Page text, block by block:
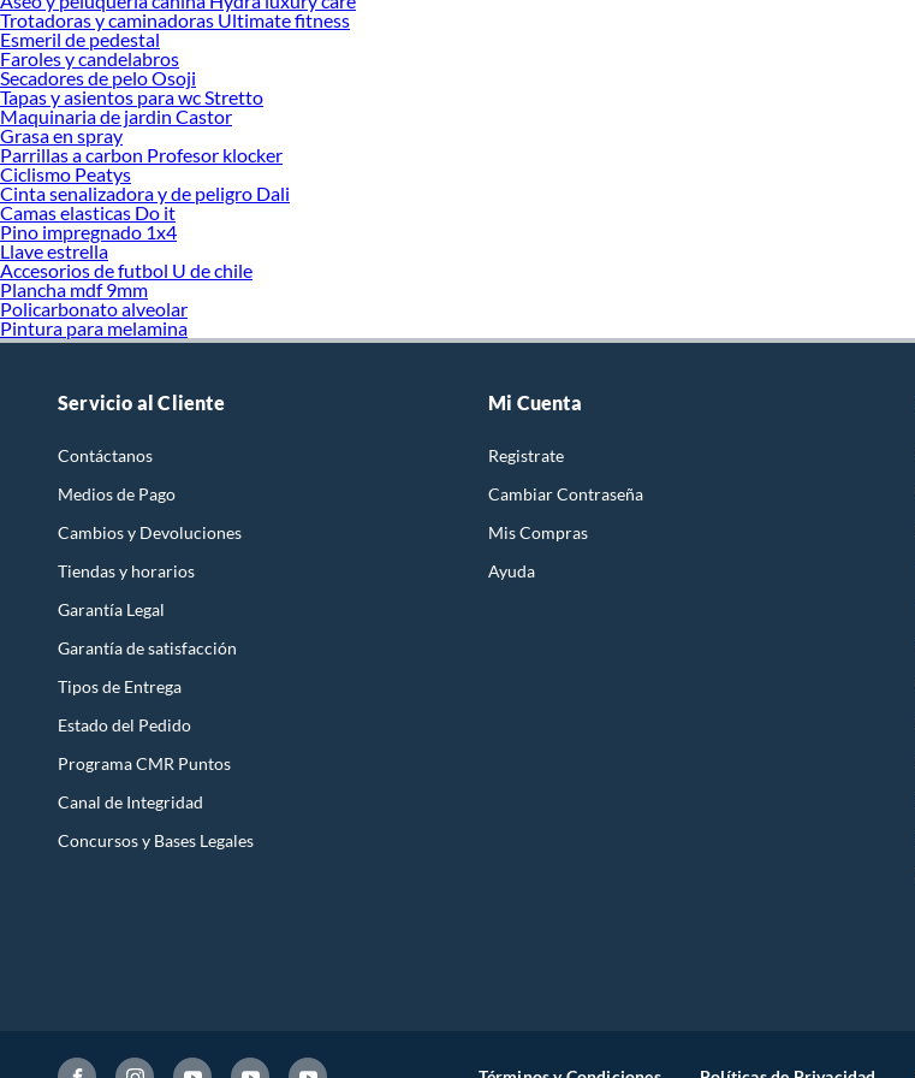
Trotadoras y caminadoras Ultimate fitness
Esmeril de pedestal
Faroles y candelabros
Secadores de pelo Osoji
Tapas y asientos para wc Stretto
Maquinaria de jardin Castor
Grasa en spray
Parrillas a carbon Profesor klocker
Ciclismo Peatys
Cinta senalizadora y de peligro Dali
Camas elasticas Do it
Pino impregnado 1x4
Llave estrella
Accesorios de futbol U de chile
Plancha mdf 9mm
Policarbonato alveolar
Pintura para melamina
Servicio al Cliente
Contáctanos
Medios de Pago
Cambios y Devoluciones
Tiendas y horarios
Garantía Legal
Garantía de satisfacción
Tipos de Entrega
Estado del Pedido
Programa CMR Puntos
Canal de Integridad
Concursos y Bases Legales
Mi Cuenta
Registrate
Cambiar Contraseña
Mis Compras
Ayuda